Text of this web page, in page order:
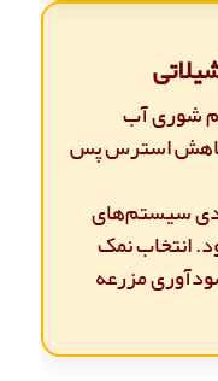
شوری آب
کاهش استرس پس
سیستم‌های
مزرعه